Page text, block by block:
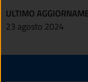
ULTIMO
23 agosto 2024